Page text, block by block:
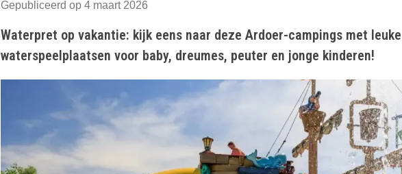
Gepubliceerd op 4 maart 2026
Waterpret op vakantie: kijk eens naar deze Ardoer-campings met leuke
waterspeelplaatsen voor baby, dreumes, peuter en jonge kinderen!